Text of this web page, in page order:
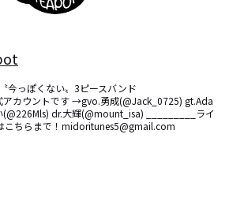
今っぽくない〟3ピースバンド
アカウントです →gvo.勇成(@Jack_0725) gt.Ada
dr.大輝(@mount_isa) _________ライ
こちらまで！midoritunes5@gmail.com